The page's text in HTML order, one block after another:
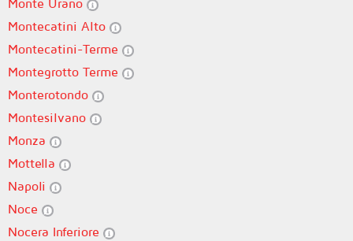
Monte Urano
Montecatini Alto
Montecatini-Terme
Montegrotto Terme
Monterotondo
Montesilvano
Monza
Mottella
Napoli
Noce
Nocera Inferiore